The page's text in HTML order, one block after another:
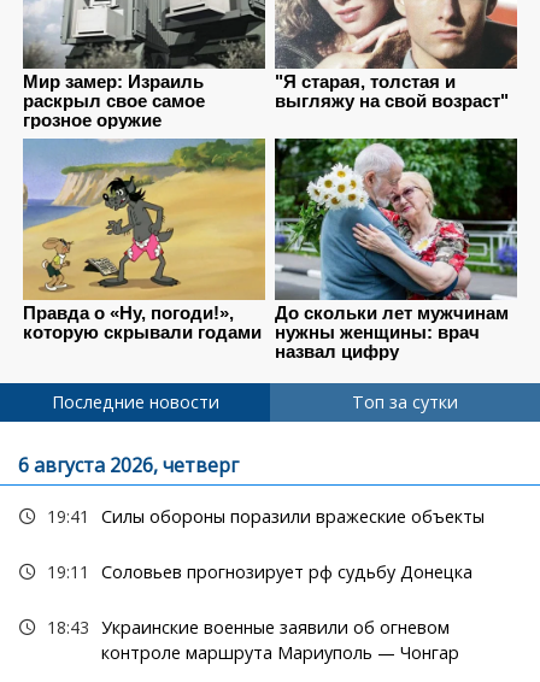
Последние новости Топ за сутки
6 августа 2026, четверг
19:41 Силы обороны поразили вражеские объекты
19:11 Соловьев прогнозирует рф судьбу Донецка
18:43 Украинские военные заявили об огневом
контроле маршрута Мариуполь — Чонгар